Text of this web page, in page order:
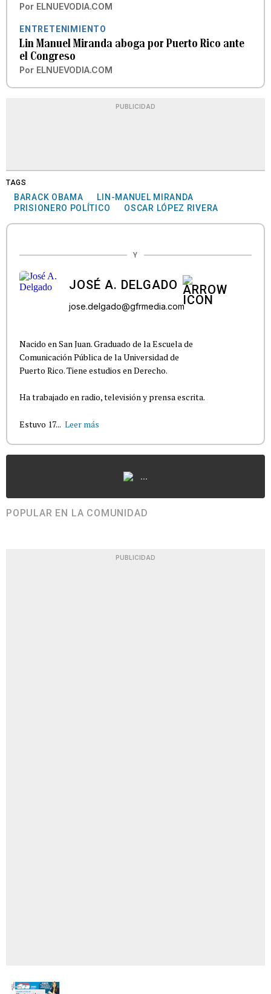
Por ELNUEVODIA.COM
ENTRETENIMIENTO
Lin Manuel Miranda aboga por Puerto Rico ante
el Congreso
Por ELNUEVODIA.COM
PUBLICIDAD
TAGS
BARACK OBAMA
LIN-MANUEL MIRANDA
PRISIONERO POLÍTICO
OSCAR LÓPEZ RIVERA
Y
JOSÉ A. DELGADO
jose.delgado@gfrmedia.com
Nacido en San Juan. Graduado de la Escuela de
Comunicación Pública de la Universidad de
Puerto Rico. Tiene estudios en Derecho.
Ha trabajado en radio, televisión y prensa escrita.
Estuvo 17... Leer más
...
POPULAR EN LA COMUNIDAD
PUBLICIDAD